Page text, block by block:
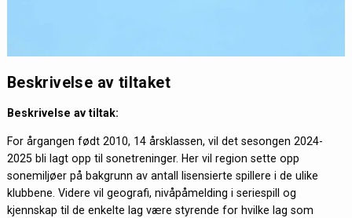
Beskrivelse av tiltaket
Beskrivelse av tiltak:
For årgangen født 2010, 14 årsklassen, vil det sesongen 2024-
2025 bli lagt opp til sonetreninger. Her vil region sette opp
sonemiljøer på bakgrunn av antall lisensierte spillere i de ulike
klubbene. Videre vil geografi, nivåpåmelding i seriespill og
kjennskap til de enkelte lag være styrende for hvilke lag som